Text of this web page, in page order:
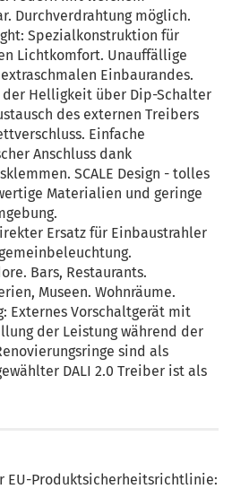
Durchverdrahtung möglich.
Spezialkonstruktion für
Lichtkomfort. Unauffällige
Einbaurandes.
der Helligkeit über Dip-Schalter
des externen Treibers
Einfache
Anschluss dank
SCALE Design - tolles
Materialien und geringe
Ersatz für Einbaustrahler
Bars, Restaurants.
Museen. Wohnräume.
Externes Vorschaltgerät mit
der Leistung während der
sind als
DALI 2.0 Treiber ist als
EU-Produktsicherheitsrichtlinie: